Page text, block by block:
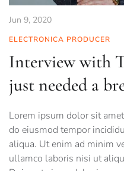
Jun 9, 2020
ELECTRONICA PRODUCER
Interview with
just needed a
Lorem ipsum dolor sit
do eiusmod tempor
aliqua. Ut enim ad minim
ullamco laboris nisi ut